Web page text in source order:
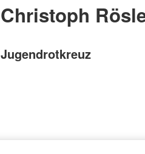
Christoph
Jugendrotkreuz